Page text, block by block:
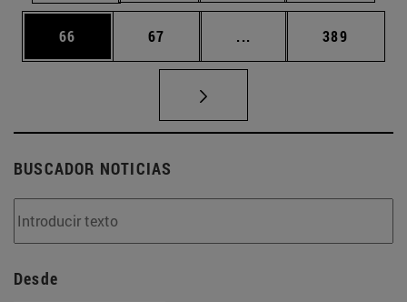
Página
66 Página
67 ... Páginas intermedias
Página
389
BUSCADOR NOTICIAS
Desde